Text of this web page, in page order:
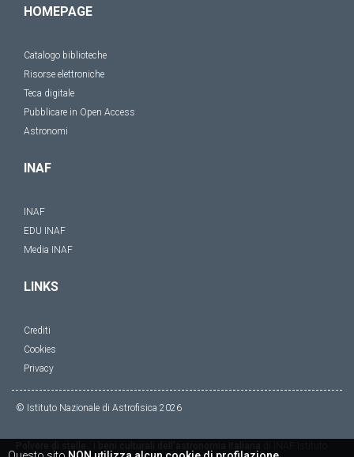
HOMEPAGE
Catalogo biblioteche
Risorse elettroniche
Teca digitale
Pubblicare in Open Access
Astronomi
INAF
INAF
EDU INAF
Media INAF
LINKS
Crediti
Cookies
Privacy
© Istituto Nazionale di Astrofisica 2026